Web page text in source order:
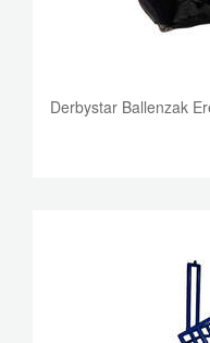
Derbystar Ballenzak